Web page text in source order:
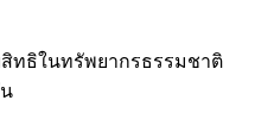
ทธิในทรัพยากรธรรมชาติ